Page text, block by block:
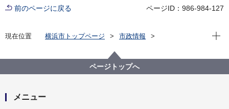
前のページに戻る ページID：986-984-127
現在位置 横浜市トップページ
市政情報
横浜市新市庁舎管理基本方針（平成28年３月策定）
現在
ページトップへ
メニュー